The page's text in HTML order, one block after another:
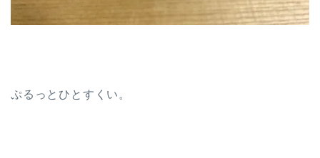
ぷるっとひとすくい。